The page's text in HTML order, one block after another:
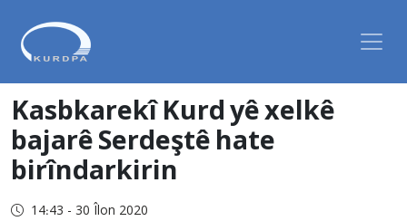
Kasbkarekî Kurd yê xelkê
bajarê Serdeştê hate
birîndarkirin
14:43 - 30 Îlon 2020